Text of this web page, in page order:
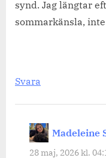
synd. Jag längtar
sommarkänsla,
Svara
Madeleine
28 maj, 2026 kl.